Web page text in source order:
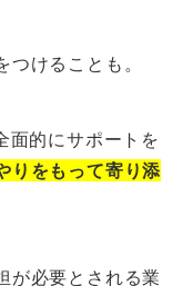
けることも。
面的にサポートを
りをもって寄り添
が必要とされる業